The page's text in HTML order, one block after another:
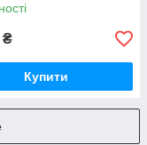
₴
Купити